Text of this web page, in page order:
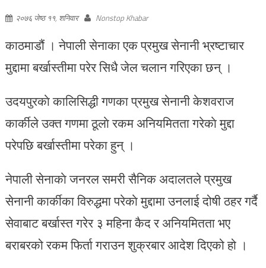
२०७६ जेष्ठ ११, शनिवार Nonstop Khabar
काठमाडौं । नेपाली सेनाका एक प्रमुख सेनानी भ्रष्टाचार
मुद्दामा बर्खास्तीमा परेर सिधै जेल चलान गरिएका छन् ।
उदयपुरकाे कालिसिद्धी गणका प्रमुख सेनानी केशवराज
कार्कीले उक्त गणमा ठूलाे रकम अनियमितता गरेकाे मुद्दा
परेपछि बर्खास्तीमा परेका हुन् ।
नेपाली सेनाकाे जनरल समरी सैनिक अदालतले प्रमुख
सेनानी कार्कीका विरुद्धमा परेकाे मुद्दामा उनलाई दोषी ठहर गर्दै
सेवाबाट बर्खास्त गरेर ३ महिना कैद र अनियमितता भए
बराबरको रकम फिर्ता गराउन शुक्रबार आदेश दिएको हो ।